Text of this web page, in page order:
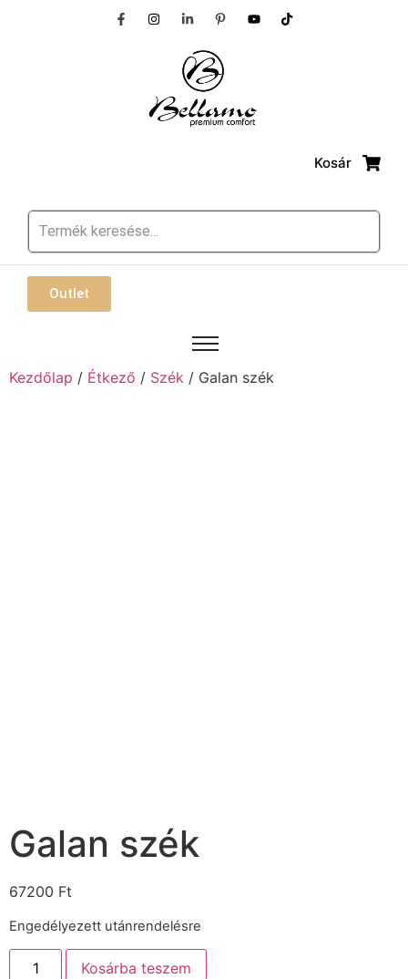
Kosár
Outlet
Kezdőlap / Étkező / Szék / Galan szék
Galan szék
67200 Ft
Engedélyezett utánrendelésre
Kosárba teszem